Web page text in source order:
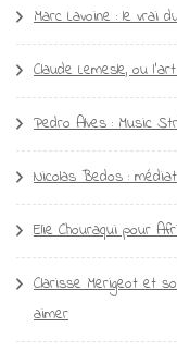
Marc Lavoine : le vrai
Claude Lemesle, ou
Pedro Alves : Music
Nicolas Bedos :
Elie Chouraqui pour
Clarisse Merigeot et
aimer